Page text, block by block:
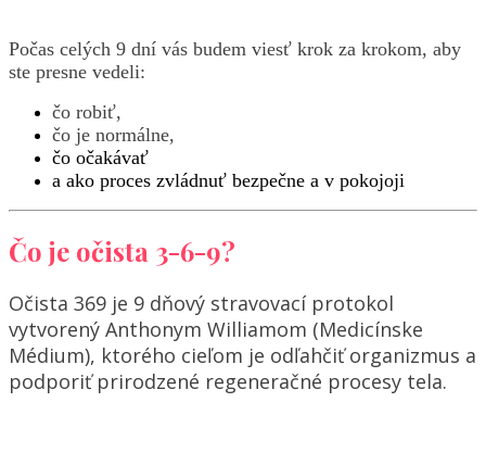
Počas celých 9 dní vás budem viesť krok za krokom, aby
ste presne vedeli:
čo robiť,
čo je normálne,
čo očakávať
a ako proces zvládnuť bezpečne a v pokojoji
Čo je očista 3-6-9?
Očista 369 je 9 dňový stravovací protokol
vytvorený Anthonym Williamom (Medicínske
Médium), ktorého cieľom je odľahčiť organizmus a
podporiť prirodzené regeneračné procesy tela.